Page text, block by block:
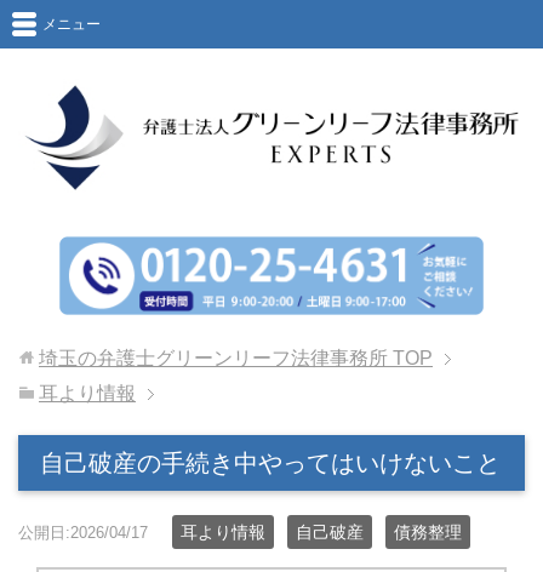
メニュー
埼玉の弁護士グリーンリーフ法律事務所 TOP
耳より情報
自己破産の手続き中やってはいけないこと
公開日:2026/04/17 耳より情報 自己破産 債務整理